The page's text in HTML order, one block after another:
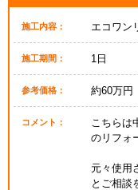
施工内容： エコワン
施工期間： 1日
参考価格： 約60万円
コメント：
こちらは
のリフォ
元々使用
とご相談